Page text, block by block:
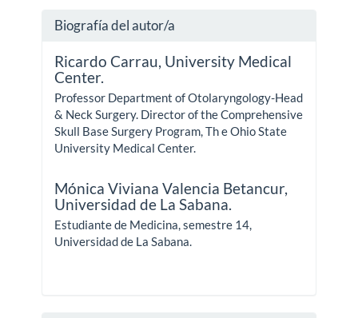
Biografía del autor/a
Ricardo Carrau, University Medical
Center.
Professor Department of Otolaryngology-Head
& Neck Surgery. Director of the Comprehensive
Skull Base Surgery Program, Th e Ohio State
University Medical Center.
Mónica Viviana Valencia Betancur,
Universidad de La Sabana.
Estudiante de Medicina, semestre 14,
Universidad de La Sabana.